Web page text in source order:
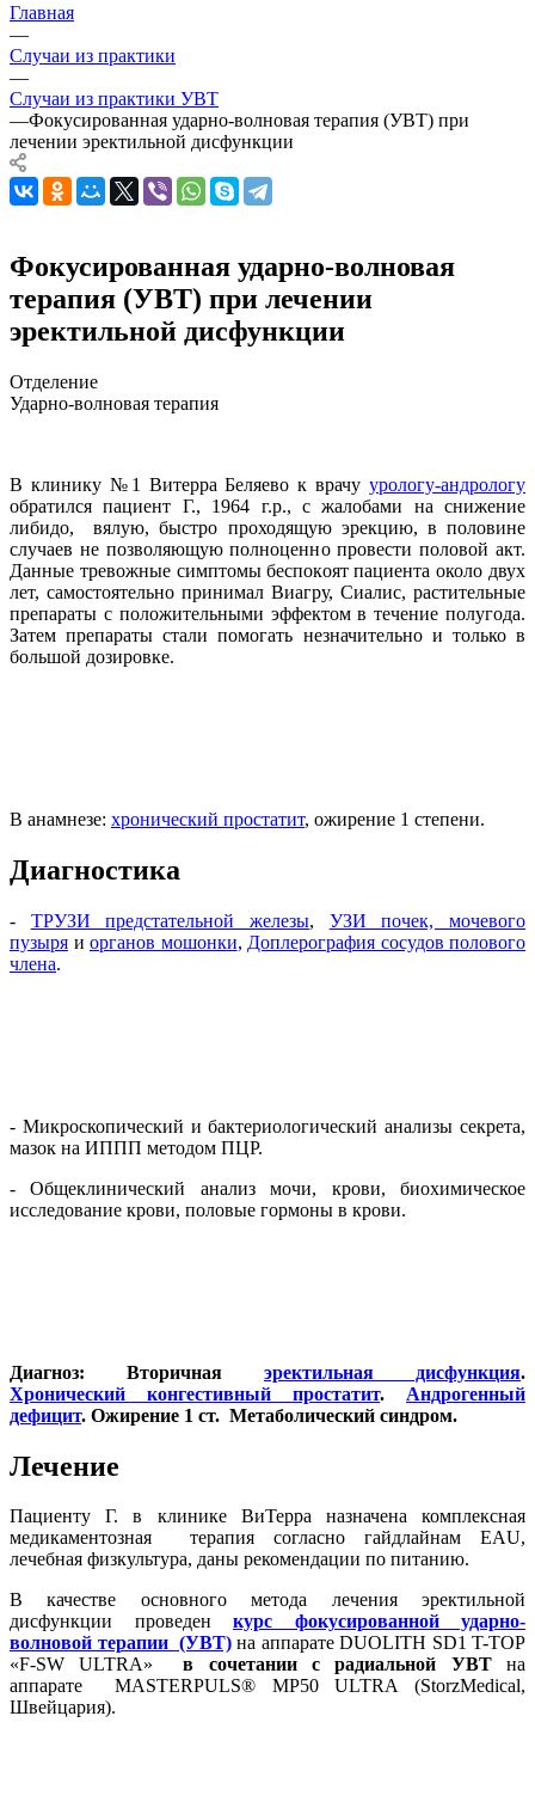
Главная
—
Случаи из практики
—
Случаи из практики УВТ
—Фокусированная ударно-волновая терапия (УВТ) при
лечении эректильной дисфункции
Фокусированная ударно-волновая
терапия (УВТ) при лечении
эректильной дисфункции
Отделение
Ударно-волновая терапия
В клинику №1 Витерра Беляево к врачу урологу-андрологу
обратился пациент Г., 1964 г.р., с жалобами на снижение
либидо, вялую, быстро проходящую эрекцию, в половине
случаев не позволяющую полноценно провести половой акт.
Данные тревожные симптомы беспокоят пациента около двух
лет, самостоятельно принимал Виагру, Сиалис, растительные
препараты с положительными эффектом в течение полугода.
Затем препараты стали помогать незначительно и только в
большой дозировке.
В анамнезе: хронический простатит, ожирение 1 степени.
Диагностика
- ТРУЗИ предстательной железы, УЗИ почек, мочевого
пузыря и органов мошонки, Доплерография сосудов полового
члена.
- Микроскопический и бактериологический анализы секрета,
мазок на ИППП методом ПЦР.
- Общеклинический анализ мочи, крови, биохимическое
исследование крови, половые гормоны в крови.
Диагноз: Вторичная эректильная дисфункция.
Хронический конгестивный простатит. Андрогенный
дефицит. Ожирение 1 ст. Метаболический синдром.
Лечение
Пациенту Г. в клинике ВиТерра назначена комплексная
медикаментозная терапия согласно гайдлайнам EAU,
лечебная физкультура, даны рекомендации по питанию.
В качестве основного метода лечения эректильной
дисфункции проведен курс фокусированной ударно-
волновой терапии (УВТ)на аппарате DUOLITH SD1 T-TOP
«F-SW ULTRA»в сочетании с радиальной УВТна
аппарате MASTERPULS® MP50 ULTRA (StorzMedical,
Швейцария).